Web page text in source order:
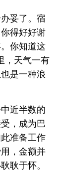
妥了。宿
得好好谢
你知道这
，天气一有
是一种浪
近半数的
，成为巴
准备工作
，金额并
耿于怀。